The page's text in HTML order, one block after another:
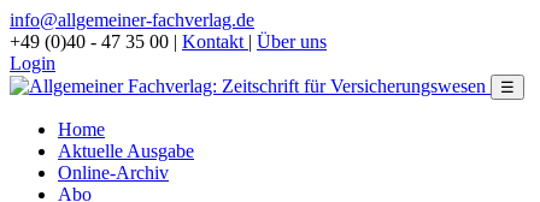
info@allgemeiner-fachverlag.de
+49 (0)40 - 47 35 00 | Kontakt | Über uns
Login
☰
Home
Aktuelle Ausgabe
Online-Archiv
Abo